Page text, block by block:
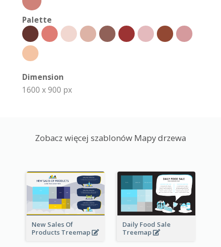
Palette
Dimension
1600 x 900 px
Zobacz więcej szablonów Mapy drzewa
New Sales Of
Products Treemap
Daily Food Sale
Treemap